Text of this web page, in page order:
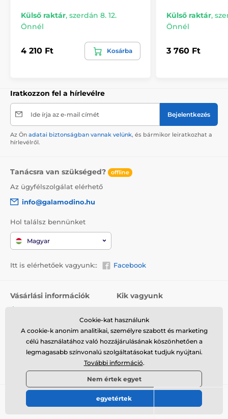
Külső raktár, szerdán 8. 12.
Önnél
4 210 Ft Kosárba
Külső raktár,
Önnél
3 760 Ft
Iratkozzon fel a hírlevélre
Ide írja az e-mail címét Bejelentkezés
Az Ön adatai biztonságban vannak velünk, és bármikor leiratkozhat a
hírlevélről.
Tanácsra van szükséged? offline
Az ügyfélszolgálat elérhető
info@galamodino.hu
Hol találsz bennünket
Magyar
Itt is elérhetőek vagyunk:: Facebook
Vásárlási információk
Szállítás
Visszaküldés és reklamáció
Kik vagyunk
Elérhetőségek
Együttműködés a
Galamodinóval
© 2026 www.galamodino.hu ⦁ Webshop szolgáltatónk a
Cookie-kat használunk
A cookie-k anonim analitikai, személyre szabott és marketing
célú használatához való hozzájárulásának köszönhetően a
legmagasabb színvonalú szolgáltatásokat tudjuk nyújtani.
További információ.
Nem értek egyet
egyetértek